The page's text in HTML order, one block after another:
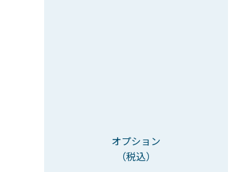
オプション
（税込）